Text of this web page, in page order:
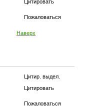
Цитировать
Пожаловаться
Наверх
Цитир. выдел.
Цитировать
Пожаловаться